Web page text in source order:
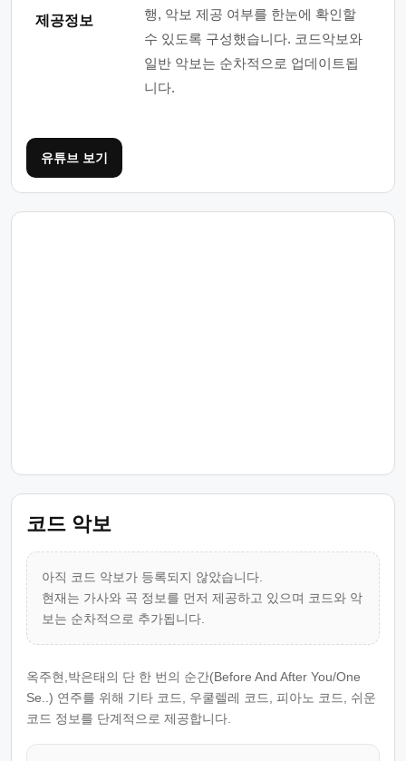
제공정보
행, 악보 제공 여부를 한눈에 확인할
수 있도록 구성했습니다. 코드악보와
일반 악보는 순차적으로 업데이트됩
니다.
유튜브 보기
코드 악보
아직 코드 악보가 등록되지 않았습니다.
현재는 가사와 곡 정보를 먼저 제공하고 있으며 코드와 악
보는 순차적으로 추가됩니다.
옥주현,박은태의 단 한 번의 순간(Before And After You/One
Se..) 연주를 위해 기타 코드, 우쿨렐레 코드, 피아노 코드, 쉬운
코드 정보를 단계적으로 제공합니다.